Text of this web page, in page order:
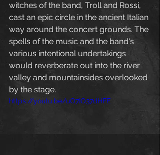
witches of the band, Troll and Rossi,
cast an epic circle in the ancient Italian
way around the concert grounds. The
spells of the music and the band's
various intentional undertakings
would reverberate out into the river
valley and mountainsides overlooked
by the stage.
https://youtu.be/uO7IO37dHFE